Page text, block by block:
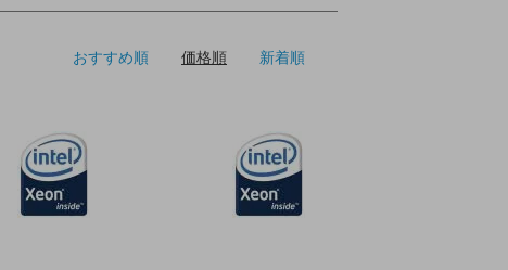
おすすめ順 価格順 新着順